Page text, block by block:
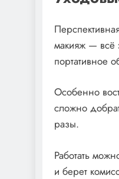
макияж — всё
портативное
Особенно
сложно
разы.
Работать
и берет